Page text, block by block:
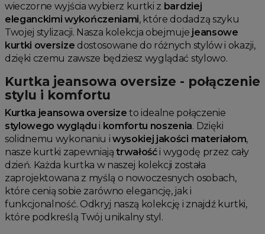
wieczorne wyjścia wybierz kurtki z bardziej
eleganckimi wykończeniami, które dodadzą szyku
Twojej stylizacji. Nasza kolekcja obejmuje jeansowe
kurtki oversize dostosowane do różnych stylów i okazji,
dzięki czemu zawsze będziesz wyglądać stylowo.
Kurtka jeansowa oversize - połączenie
stylu i komfortu
Kurtka jeansowa oversize to idealne połączenie
stylowego wyglądu i komfortu noszenia. Dzięki
solidnemu wykonaniu i wysokiej jakości materiałom,
nasze kurtki zapewniajątrwałośći wygodę przez cały
dzień. Każda kurtka w naszej kolekcji została
zaprojektowana z myślą o nowoczesnych osobach,
które cenią sobie zarówno elegancję, jak i
funkcjonalność. Odkryj naszą kolekcję i znajdź kurtki,
które podkreślą Twój unikalny styl.